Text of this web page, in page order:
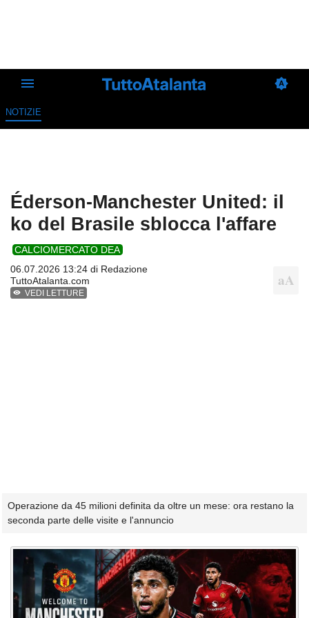
NOTIZIE
Éderson-Manchester United: il
ko del Brasile sblocca l'affare
CALCIOMERCATO DEA
06.07.2026 13:24 di Redazione
TuttoAtalanta.com
VEDI LETTURE
Operazione da 45 milioni definita da oltre un mese: ora restano la
seconda parte delle visite e l'annuncio